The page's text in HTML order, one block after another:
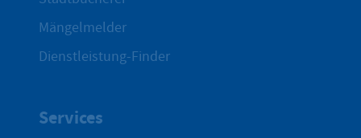
Mängelmelder
Dienstleistung-Finder
Services